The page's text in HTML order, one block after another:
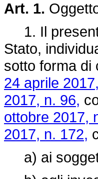
Art. 1.
1. Il
Stato,
sotto forma di
24 aprile
2017, n. 96,
ottobre 2017,
2017, n. 172,
a) ai